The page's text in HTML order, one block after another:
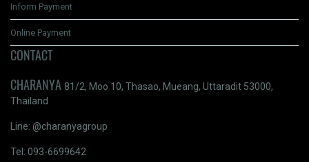
Inform Payment
Online Payment
CONTACT
CHARANYA 81/2, Moo 10, Thasao, Mueang, Uttaradit 53000,
Thailand
Line: @charanyagroup
Tel: 093-6699642